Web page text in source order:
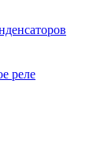
реле